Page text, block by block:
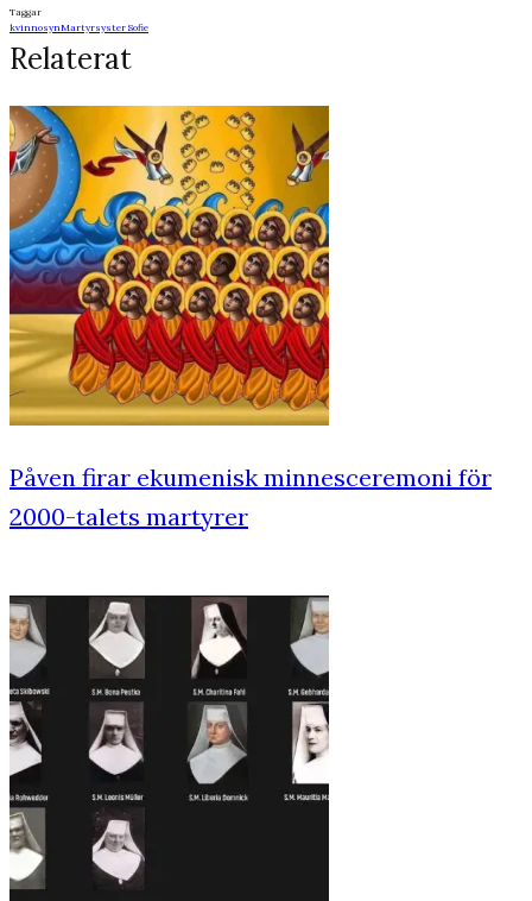
Taggar
kvinnosynMartyrsyster Sofie
Relaterat
Påven firar ekumenisk minnesceremoni för
2000-talets martyrer